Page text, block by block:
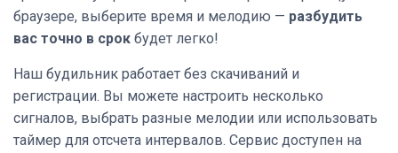
браузере, выберите время и мелодию — разбудить
вас точно в срок будет легко!
Наш будильник работает без скачиваний и
регистрации. Вы можете настроить несколько
сигналов, выбрать разные мелодии или использовать
таймер для отсчета интервалов. Сервис доступен на